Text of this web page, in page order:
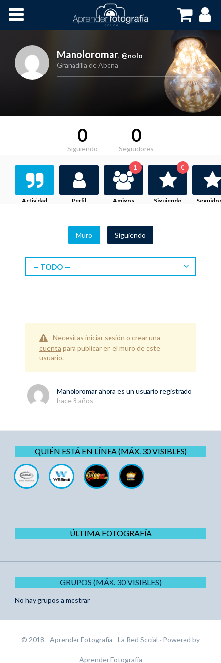
Cursos OnLine
Manoloromar, @nolo
Granadilla de Abona
0
Siguiendo
0
Seguidores
Actividad Perfil Amigos
1
Siguiendo
0
Muro Siguiendo
— TODO —
Necesitas iniciar sesión o crear una
cuenta para publicar en el muro de este
usuario.
Manoloromarahora es un usuario registrado
hace 8 años
QUIÉN ESTÁ EN LÍNEA (MÁX. 30 VISIBLES)
ÚLTIMA FOTOGRAFÍA
GRUPOS (MÁX. 30 VISIBLES)
No hay grupos a mostrar
© 2018 - Aprender Fotografía - La Red Social · Powered by
Aprender Fotografía